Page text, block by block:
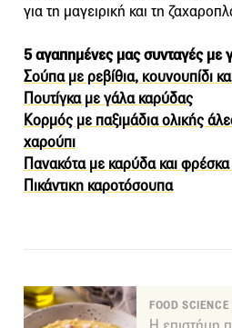
για τη μαγειρική και τη
5 αγαπημένες μας συνταγές με
Σούπα με ρεβίθια, κουνουπίδι
Πουτίγκα με γάλα καρύδας
Κορμός με παξιμάδια ολικής
χαρούπι
Πανακότα με καρύδα και
Πικάντικη καροτόσουπα
FOOD SCIENCE